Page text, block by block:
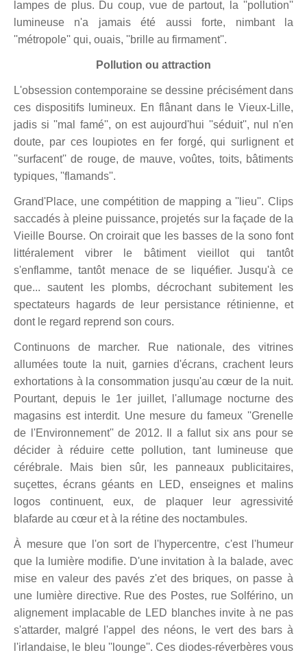
lampes de plus. Du coup, vue de partout, la ''pollution''
lumineuse n'a jamais été aussi forte, nimbant la
''métropole'' qui, ouais, ''brille au firmament''.
Pollution ou attraction
L'obsession contemporaine se dessine précisément dans
ces dispositifs lumineux. En flânant dans le Vieux-Lille,
jadis si ''mal famé'', on est aujourd'hui ''séduit'', nul n'en
doute, par ces loupiotes en fer forgé, qui surlignent et
''surfacent'' de rouge, de mauve, voûtes, toits, bâtiments
typiques, ''flamands''.
Grand'Place, une compétition de mapping a ''lieu''. Clips
saccadés à pleine puissance, projetés sur la façade de la
Vieille Bourse. On croirait que les basses de la sono font
littéralement vibrer le bâtiment vieillot qui tantôt
s'enflamme, tantôt menace de se liquéfier. Jusqu'à ce
que... sautent les plombs, décrochant subitement les
spectateurs hagards de leur persistance rétinienne, et
dont le regard reprend son cours.
Continuons de marcher. Rue nationale, des vitrines
allumées toute la nuit, garnies d'écrans, crachent leurs
exhortations à la consommation jusqu'au cœur de la nuit.
Pourtant, depuis le 1er juillet, l'allumage nocturne des
magasins est interdit. Une mesure du fameux ''Grenelle
de l'Environnement'' de 2012. Il a fallut six ans pour se
décider à réduire cette pollution, tant lumineuse que
cérébrale. Mais bien sûr, les panneaux publicitaires,
suçettes, écrans géants en LED, enseignes et malins
logos continuent, eux, de plaquer leur agressivité
blafarde au cœur et à la rétine des noctambules.
À mesure que l'on sort de l'hypercentre, c'est l'humeur
que la lumière modifie. D'une invitation à la balade, avec
mise en valeur des pavés z'et des briques, on passe à
une lumière directive. Rue des Postes, rue Solférino, un
alignement implacable de LED blanches invite à ne pas
s'attarder, malgré l'appel des néons, le vert des bars à
l'irlandaise, le bleu ''lounge''. Ces diodes-réverbères vous